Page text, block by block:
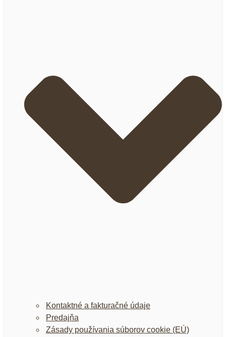
Kontaktné a fakturačné údaje
Predajňa
Zásady používania súborov cookie (EÚ)